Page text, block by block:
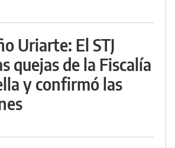
Uriarte: El STJ
quejas de la Fiscalía
y confirmó las